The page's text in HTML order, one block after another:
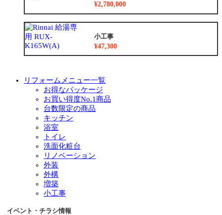
¥2,780,000
小工事
¥47,300
リフォームメニュー一覧
お得なパッケージ
お買い得度No.1商品
台数限定の商品
キッチン
浴室
トイレ
洗面化粧台
リノベーション
外装
外構
増築
小工事
イベント・チラシ情報